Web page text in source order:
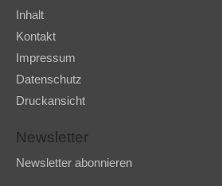
Inhalt
Kontakt
Impressum
Datenschutz
Druckansicht
Newsletter
Newsletter abonnieren